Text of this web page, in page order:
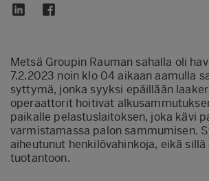
Metsä Groupin Rauman sahalla oli
7.2.2023 noin klo 04 aikaan aamulla
syttymä, jonka syyksi epäillään
operaattorit hoitivat
paikalle pelastuslaitoksen, joka kävi
varmistamassa palon sammumisen.
aiheutunut henkilövahinkoja, eikä
tuotantoon.